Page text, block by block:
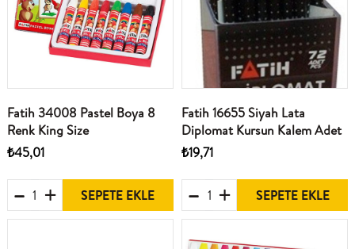
Fatih 34008 Pastel Boya 8
Renk King Size
₺45,01
SEPETE EKLE
Fatih 16655 Siyah Lata
Diplomat Kursun Kalem Adet
₺19,71
SEPETE EKLE